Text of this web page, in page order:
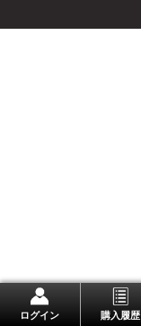
ログイン 購入履歴